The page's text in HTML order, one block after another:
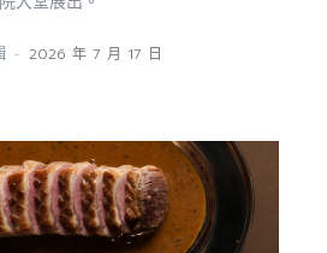
- 2026 年 7 月 17 日